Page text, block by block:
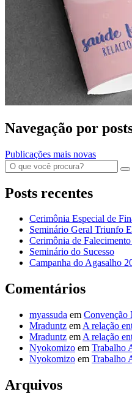
Navegação por
Publicações mais novas
Posts recentes
Cerimônia Especial de
Seminário Geral Triunfo
Cerimônia de
Seminário do Sucesso
Campanha do Agasalho
Comentários
myassuda em Convenção
Mraduntz em A relação
Mraduntz em A relação
Nyokomizo em Trabalho
Nyokomizo em Trabalho
Arquivos